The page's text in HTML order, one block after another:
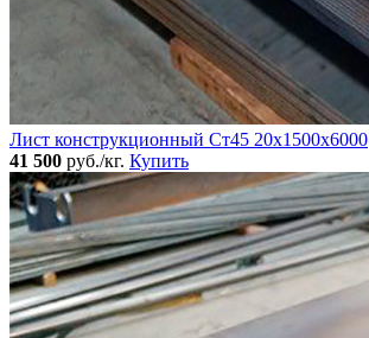
Лист конструкционный Ст45 20х1500х6000
41 500 руб./кг. Купить